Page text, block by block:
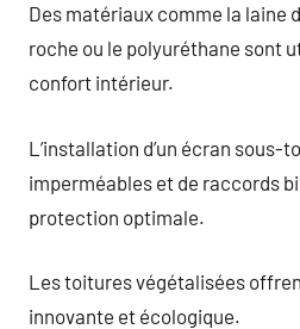
Des matériaux comme la laine
roche ou le polyuréthane sont
confort intérieur.
L’installation d’un écran sous-
imperméables et de raccords
protection optimale.
Les toitures végétalisées
innovante et écologique.